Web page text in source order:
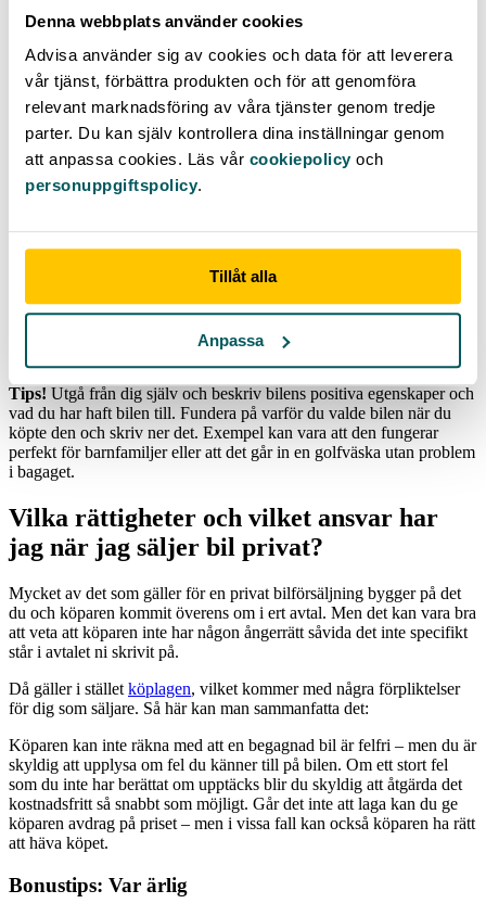
Denna webbplats använder cookies
Advisa använder sig av cookies och data för att leverera
vår tjänst, förbättra produkten och för att genomföra
relevant marknadsföring av våra tjänster genom tredje
parter. Du kan själv kontrollera dina inställningar genom
att anpassa cookies. Läs vår cookiepolicyoch
personuppgiftspolicy.
Tillåt alla
Anpassa
bilen mer levande ut. Fotografera bilen från marknivå, så ger den ett
mäktigare intryck.
Säljande rubrik
Visst hade du hellre klickat på en annons där det stod “Nyservad
Volkswagen Golf i gott skick” än en där det bara stod “Volkswagen
Golf”? Ge rubriken lite extra kärlek och du lär få fler besökare till
enstaka mening kommer du inte att locka många till att kontakta dig.
Skriv i stället utförligt om bilen och få med så mycket information
som möjligt. Har du inte koll på alla specifikationer kan du söka på
registreringsnumret på Transportstyrelsen och få upp fakta om din
Tips! Utgå från dig själv och beskriv bilens positiva egenskaper och
vad du har haft bilen till. Fundera på varför du valde bilen när du
köpte den och skriv ner det. Exempel kan vara att den fungerar
perfekt för barnfamiljer eller att det går in en golfväska utan problem
i bagaget.
Vilka rättigheter och vilket ansvar har
jag när jag säljer bil privat?
Mycket av det som gäller för en privat bilförsäljning bygger på det
du och köparen kommit överens om i ert avtal. Men det kan vara bra
att veta att köparen inte har någon ångerrätt såvida det inte specifikt
står i avtalet ni skrivit på.
Då gäller i stället köplagen, vilket kommer med några förpliktelser
för dig som säljare. Så här kan man sammanfatta det:
Köparen kan inte räkna med att en begagnad bil är felfri – men du är
skyldig att upplysa om fel du känner till på bilen. Om ett stort fel
som du inte har berättat om upptäcks blir du skyldig att åtgärda det
kostnadsfritt så snabbt som möjligt. Går det inte att laga kan du ge
köparen avdrag på priset – men i vissa fall kan också köparen ha rätt
att häva köpet.
Bonustips: Var ärlig